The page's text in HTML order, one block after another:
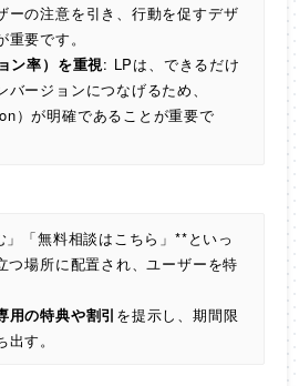
ーの注意を引き、行動を促すデザ
要です。
ン率）を重視: LPは、できるだけ
ージョンにつなげるため、
）が明確であることが重要で
「無料相談はこちら」**といっ
つ場所に配置され、ユーザーを特
用の特典や割引 を提示し、期間限
す。